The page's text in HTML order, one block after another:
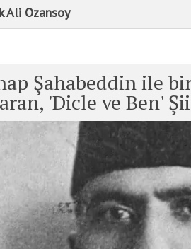
Ali Ozansoy
Şahabeddin ile
'Dicle ve Ben'